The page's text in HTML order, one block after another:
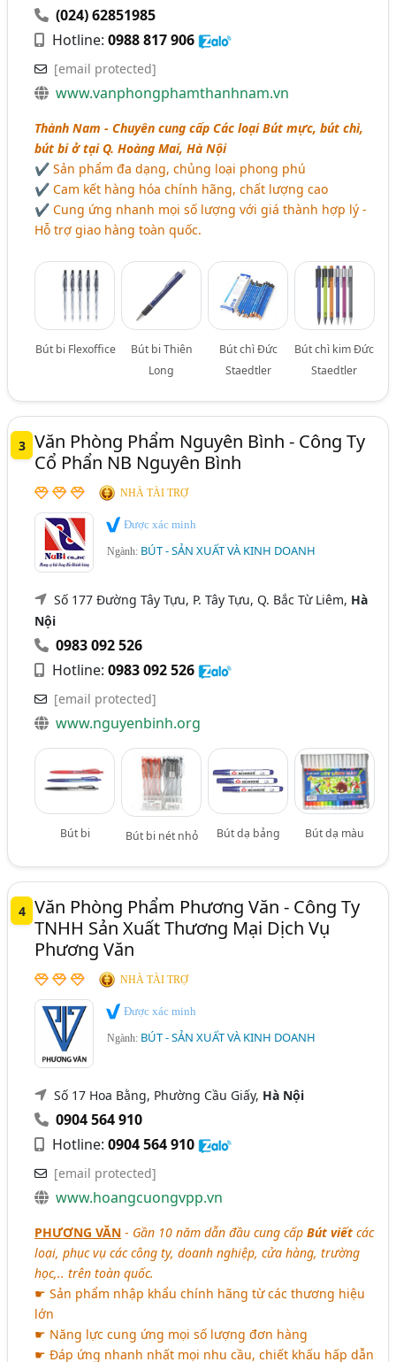
(024) 62851985
Hotline:0988 817 906
[email protected]
www.vanphongphamthanhnam.vn
Thành Nam - Chuyên cung cấp Các loại Bút mực, bút chì,
bút bi ở tại Q. Hoàng Mai, Hà Nội
✔ Sản phẩm đa dạng, chủng loại phong phú
✔ Cam kết hàng hóa chính hãng, chất lượng cao
✔ Cung ứng nhanh mọi số lượng với giá thành hợp lý -
Hỗ trợ giao hàng toàn quốc.
Bút bi Flexoffice
Bút bi Thiên
Long
Bút chì Đức
Staedtler
Bút chì kim Đức
Staedtler
3 Văn Phòng Phẩm Nguyên Bình - Công Ty
Cổ Phẩn NB Nguyên Bình
NHÀ TÀI TRỢ
Được xác minh
Ngành: BÚT - SẢN XUẤT VÀ KINH DOANH
Số 177 Đường Tây Tựu, P. Tây Tựu, Q. Bắc Từ Liêm, Hà
Nội
0983 092 526
Hotline:0983 092 526
[email protected]
www.nguyenbinh.org
Bút bi Bút bi nét nhỏ Bút dạ bảng Bút dạ màu
4 Văn Phòng Phẩm Phương Văn - Công Ty
TNHH Sản Xuất Thương Mại Dịch Vụ
Phương Văn
NHÀ TÀI TRỢ
Được xác minh
Ngành: BÚT - SẢN XUẤT VÀ KINH DOANH
Số 17 Hoa Bằng, Phường Cầu Giấy, Hà Nội
0904 564 910
Hotline:0904 564 910
[email protected]
www.hoangcuongvpp.vn
PHƯƠNG VĂN - Gần 10 năm dẫn đầu cung cấpBút viết các
loại, phục vụ các công ty, doanh nghiệp, cửa hàng, trường
học,.. trên toàn quốc.
☛ Sản phẩm nhập khẩu chính hãng từ các thương hiệu
lớn
☛ Năng lực cung ứng mọi số lượng đơn hàng
☛ Đáp ứng nhanh nhất mọi nhu cầu, chiết khấu hấp dẫn